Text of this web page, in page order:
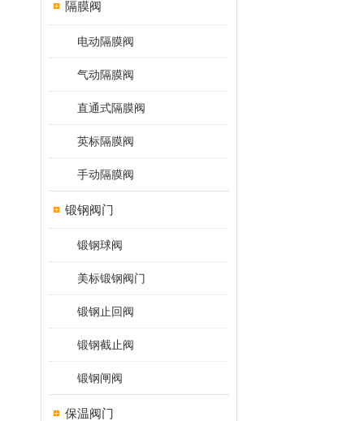
隔膜阀
电动隔膜阀
气动隔膜阀
直通式隔膜阀
英标隔膜阀
手动隔膜阀
锻钢阀门
锻钢球阀
美标锻钢阀门
锻钢止回阀
锻钢截止阀
锻钢闸阀
保温阀门